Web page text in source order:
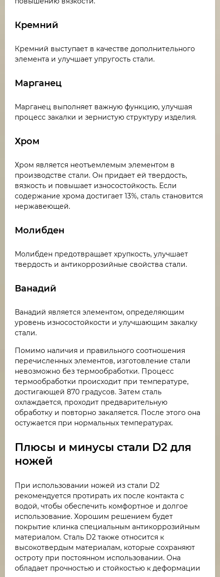
Кремний
Кремний выступает в качестве дополнительного
элемента и улучшает упругость стали.
Марганец
Марганец выполняет важную функцию, улучшая
процесс закалки и зернистую структуру изделия.
Хром
Хром является неотъемлемым элементом в
производстве стали. Он придает ей твердость,
вязкость и повышает износостойкость. Если
содержание хрома достигает 13%, сталь становится
нержавеющей.
Молибден
Молибден предотвращает хрупкость, улучшает
твердость и антикоррозийные свойства стали.
Ванадий
Ванадий является элементом, определяющим
уровень износостойкости и улучшающим закалку
стали.
Помимо наличия и правильного соотношения
перечисленных элементов, изготовление стали
невозможно без термообработки. Процесс
термообработки происходит при температуре,
достигающей 870 градусов. Затем сталь
охлаждается, проходит предварительную
обработку и повторно закаляется. После этого она
остужается при нормальных температурах.
Плюсы и минусы стали D2 для
ножей
При использовании ножей из стали D2
рекомендуется протирать их после контакта с
водой, чтобы обеспечить комфортное и долгое
использование. Хорошим решением будет
покрытие клинка специальным антикоррозийным
материалом. Сталь D2 также относится к
высокотвердым материалам, которые сохраняют
остроту при постоянном использовании. Она
обладает прочностью и стойкостью к деформации